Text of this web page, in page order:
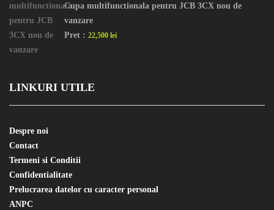
Cupa multifunctionala pentru JCB 3CX nou de
vanzare
Pret : 22,500 lei
LINKURI UTILE
Despre noi
Contact
Termeni si Conditii
Confidentialitate
Prelucrarea datelor cu caracter personal
ANPC